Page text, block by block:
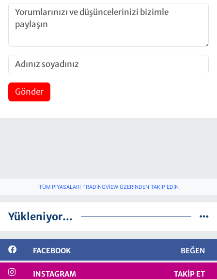
Gönder
TÜM PIYASALARI TRADINGVIEW ÜZERINDEN TAKIP EDIN
Yükleniyor...
FACEBOOK BEĞEN
INSTAGRAM TAKIP ET